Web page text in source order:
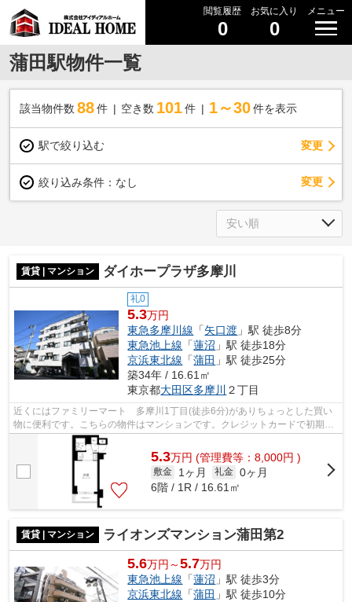
閲覧履歴
0
お気に入り
0
メニュー
蒲田駅物件一覧
該当物件数 88件 空き数 101 件 1～30 件を表示
駅で絞り込む 変更
絞り込み条件： なし 変更
賃貸 | マンション ダイホープラザ多摩川
礼0
5.3万円
東急多摩川線 「矢口渡 」駅 徒歩8分
東急池上線 「蓮沼 」駅 徒歩18分
京浜東北線 「蒲田 」駅 徒歩25分
築34年 / 16.61㎡
東京都大田区多摩川 ２丁目
近くにはファミリーマート 多摩川1丁目(徒歩6分)がありちょっとした買い
物に便利です。こちらの物件はマンションです。クレジットカードで初期費
用がお支払いいただけるので、決済の...
5.3万円 (管理費等：8,000円 )
敷金 1ヶ月 礼金 0ヶ月
6階 / 1R / 16.61㎡
賃貸 | マンション ライオンズマンション蒲田第2
5.6万円～5.7万円
東急池上線 「蓮沼 」駅 徒歩3分
京浜東北線 「蒲田 」駅 徒歩10分